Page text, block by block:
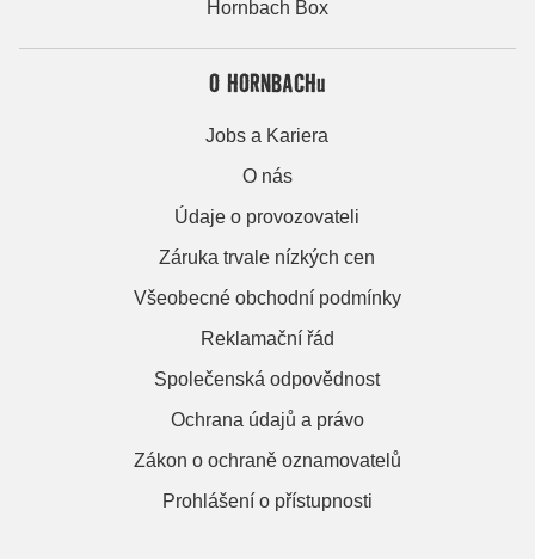
Hornbach Box
O HORNBACHu
Jobs a Kariera
O nás
Údaje o provozovateli
Záruka trvale nízkých cen
Všeobecné obchodní podmínky
Reklamační řád
Společenská odpovědnost
Ochrana údajů a právo
Zákon o ochraně oznamovatelů
Prohlášení o přístupnosti